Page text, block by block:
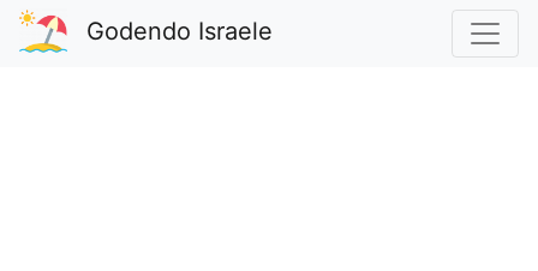
Godendo Israele